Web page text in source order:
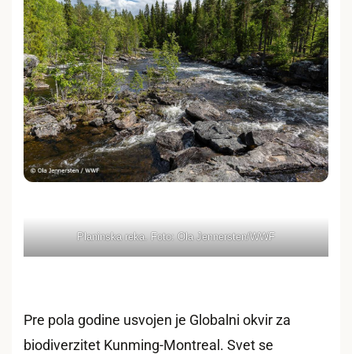
Planinska reka. Foto: Ola Jennersten/WWF
Pre pola godine usvojen je Globalni okvir za
biodiverzitet Kunming-Montreal. Svet se